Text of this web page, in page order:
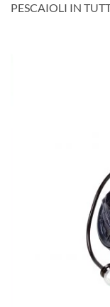
PESCAIOLI IN